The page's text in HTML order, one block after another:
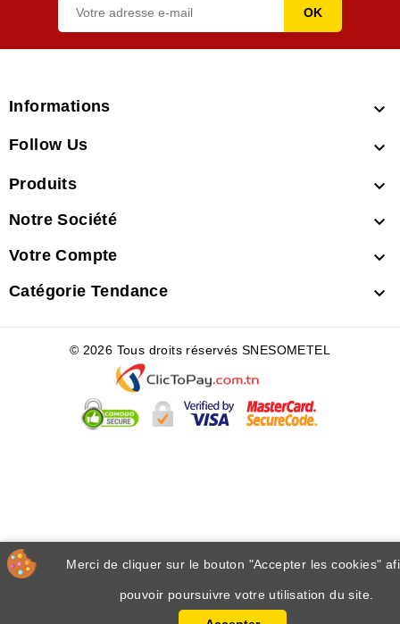
Informations 
Follow Us 
Produits 
Notre Société 
Votre Compte 
Catégorie Tendance 
Merci de cliquer sur le bouton "Accepter les cookies"
pouvoir poursuivre votre utilisation du site.
© 2026 Tous droits réservés SNESOMETEL